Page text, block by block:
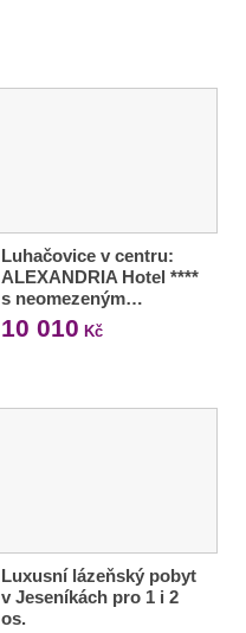
Luhačovice v centru:
ALEXANDRIA Hotel ****
s neomezeným…
10 010 Kč
Luxusní lázeňský pobyt
v Jeseníkách pro 1 i 2
os.